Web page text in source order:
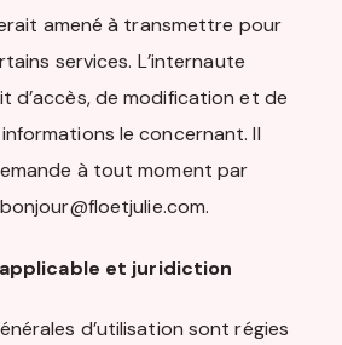
amené à transmettre pour
services. L’internaute
d’accès, de modification et de
le concernant. Il
à tout moment par
et juridiction
d’utilisation sont régies